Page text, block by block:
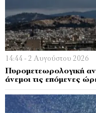
14:44 - 2 Αυγούστου 2026
Πυρομετεωρολογική
άνεμοι τις επόμενες